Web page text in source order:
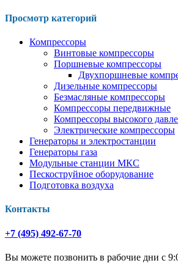
Просмотр категорий
Компрессоры
Винтовые компрессоры
Поршневые компрессоры
Двухпоршневые
Дизельные компрессоры
Безмасляные компрессоры
Компрессоры передвижные
Компрессоры высокого
Электрические компрессоры
Генераторы и электростанции
Генераторы газа
Модульные станции МКС
Пескоструйное оборудование
Подготовка воздуха
Контакты
+7 (495) 492-67-70
Вы можете позвонить в рабочие дни с